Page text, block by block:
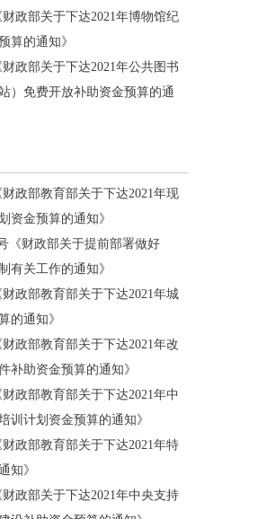
财政部关于下达2021年博物馆纪
算的通知》
政部关于下达2021年公共图书
）免费开放补助资金预算的通
财政部教育部关于下达2021年现
资金预算的通知》
《财政部关于提前部署做好
有关工作的通知》
财政部教育部关于下达2021年城
的通知》
政部教育部关于下达2021年改
补助资金预算的通知》
政部教育部关于下达2021年中
训计划资金预算的通知》
财政部教育部关于下达2021年特
知》
财政部关于下达2021年中央支持